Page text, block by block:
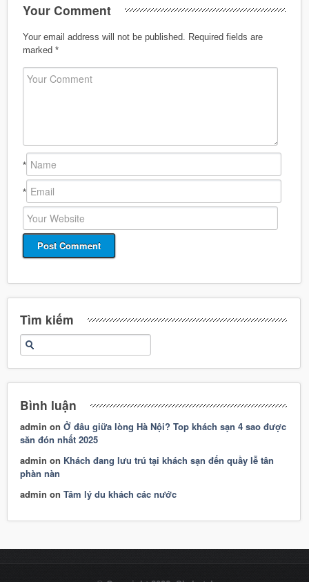
Your Comment
Your email address will not be published.
Required fields are
marked *
*
*
Tìm kiếm
Bình luận
admin onỞ đâu giữa lòng Hà Nội? Top khách sạn 4 sao được
săn đón nhất 2025
admin on Khách đang lưu trú tại khách sạn đến quầy lễ tân
phàn nàn
admin onTâm lý du khách các nước